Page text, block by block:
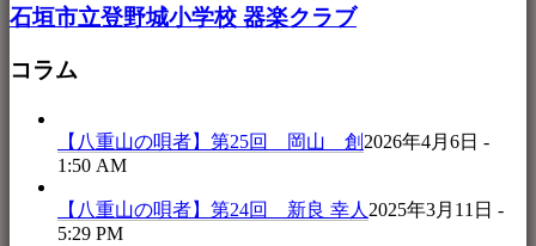
石垣市立登野城小学校 器楽クラブ
コラム
【八重山の唄者】第25回 岡山 創 2026年4月6日 -
1:50 AM
【八重山の唄者】第24回 新良 幸人 2025年3月11日 -
5:29 PM